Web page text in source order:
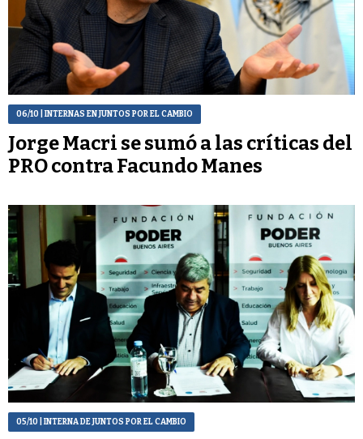
06/10 | INTERNAS EN JUNTOS POR EL CAMBIO
Jorge Macri se sumó a las críticas del
PRO contra Facundo Manes
05/10 | INTERNA DE JUNTOS POR EL CAMBIO